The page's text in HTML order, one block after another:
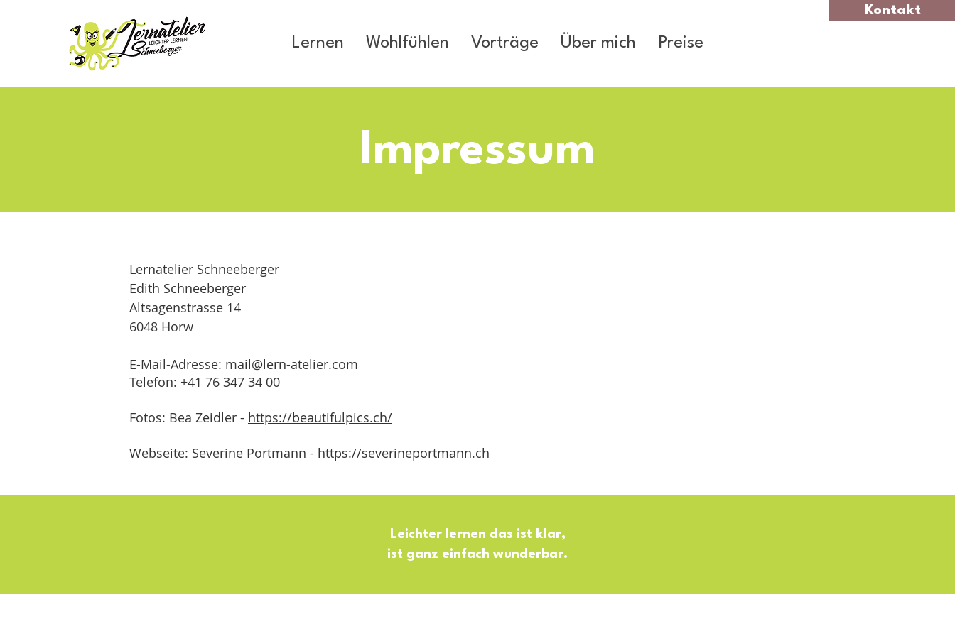
Kontakt
Lernen Wohlfühlen Vorträge Über mich Preise
Impressum
Lernatelier Schneeberger
Edith Schneeberger
Altsagenstrasse 14
6048 Horw
​E-Mail-Adresse: mail@lern-atelier.com
Telefon: +41 76 347 34 00
Fotos: Bea Zeidler - https://beautifulpics.ch/
Webseite: Severine Portmann - https://severineportmann.ch
Leichter lernen das ist klar,
ist ganz einfach wunderbar.